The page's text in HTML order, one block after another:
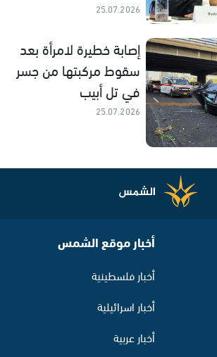
25.07.2026
إصابة خطيرة لامرأة بعد
سقوط مركبتها من جسر
في تل أبيب
25.07.2026
أخبار موقع الشمس
أخبار فلسطينية
أخبار اسرائيلية
أخبار عربية